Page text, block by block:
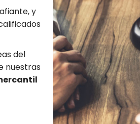
y
del
nuestras